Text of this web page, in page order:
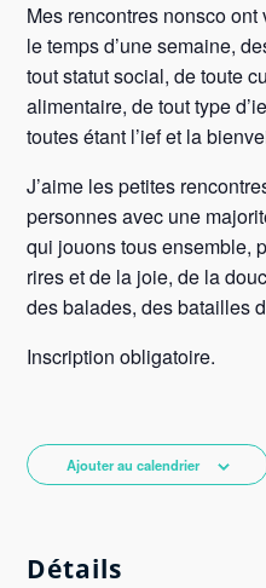
Mes rencontres nonsco
le temps d’une semaine,
tout statut social, de toute
alimentaire, de tout type
toutes étant l’ief et la
J’aime les petites
personnes avec une
qui jouons tous ensemble,
rires et de la joie, de la
des balades, des batailles
Inscription obligatoire.
Ajouter au calendrier
Détails